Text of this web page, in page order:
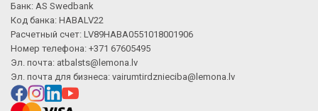
Банк: AS Swedbank
Код банка: HABALV22
Расчетный счет: LV89HABA0551018001906
Номер телефона: +371 67605495
Эл. почта: atbalsts@lemona.lv
Эл. почта для бизнеса: vairumtirdznieciba@lemona.lv